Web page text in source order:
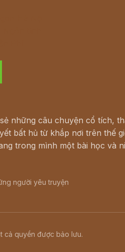
những câu chuyện cổ tích,
bất hủ từ khắp nơi trên thế
trong mình một bài học và
người yêu truyện
cả quyền được bảo lưu.